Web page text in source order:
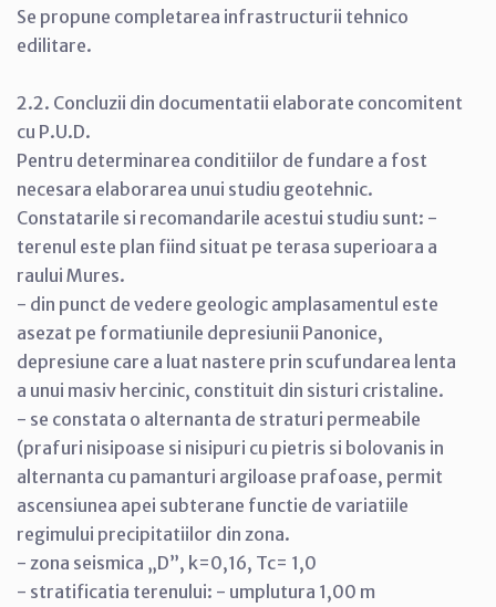
Se propune completarea infrastructurii tehnico
edilitare.
2.2. Concluzii din documentatii elaborate concomitent
cu P.U.D.
Pentru determinarea conditiilor de fundare a fost
necesara elaborarea unui studiu geotehnic.
Constatarile si recomandarile acestui studiu sunt: -
terenul este plan fiind situat pe terasa superioara a
raului Mures.
- din punct de vedere geologic amplasamentul este
asezat pe formatiunile depresiunii Panonice,
depresiune care a luat nastere prin scufundarea lenta
a unui masiv hercinic, constituit din sisturi cristaline.
- se constata o alternanta de straturi permeabile
(prafuri nisipoase si nisipuri cu pietris si bolovanis in
alternanta cu pamanturi argiloase prafoase, permit
ascensiunea apei subterane functie de variatiile
regimului precipitatiilor din zona.
- zona seismica „D”, k=0,16, Tc= 1,0
- stratificatia terenului: - umplutura 1,00 m